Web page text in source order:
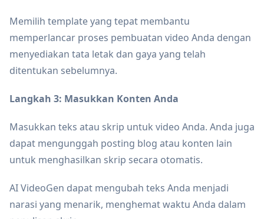
Memilih template yang tepat membantu
memperlancar proses pembuatan video Anda dengan
menyediakan tata letak dan gaya yang telah
ditentukan sebelumnya.
Langkah 3: Masukkan Konten Anda
Masukkan teks atau skrip untuk video Anda. Anda juga
dapat mengunggah posting blog atau konten lain
untuk menghasilkan skrip secara otomatis.
AI VideoGen dapat mengubah teks Anda menjadi
narasi yang menarik, menghemat waktu Anda dalam